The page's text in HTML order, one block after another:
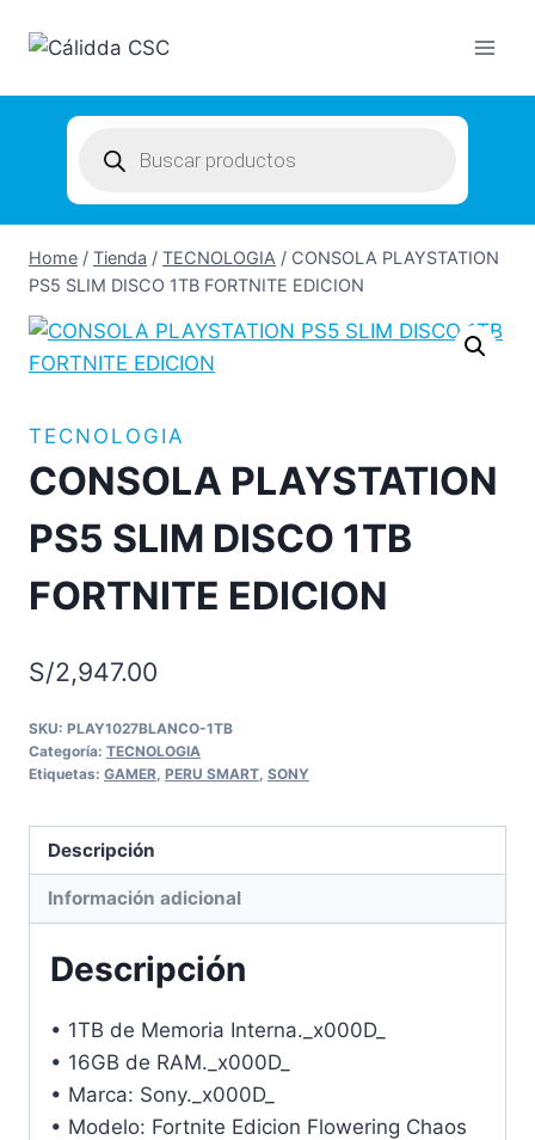
search
Home / Tienda / TECNOLOGIA / CONSOLA PLAYSTATION
PS5 SLIM DISCO 1TB FORTNITE EDICION
TECNOLOGIA
CONSOLA PLAYSTATION
PS5 SLIM DISCO 1TB
FORTNITE EDICION
S/2,947.00
SKU: PLAY1027BLANCO-1TB
Categoría: TECNOLOGIA
Etiquetas: GAMER PERU SMART SONY
Descripción
Información adicional
Descripción
• 1TB de Memoria Interna._x000D_
• 16GB de RAM._x000D_
• Marca: Sony._x000D_
• Modelo: Fortnite Edicion Flowering Chaos